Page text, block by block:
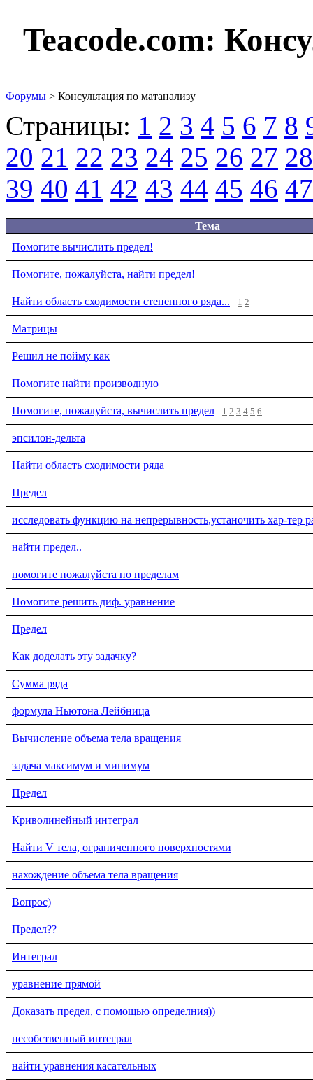
Teacode.com:
Форумы > Консультация по матанализу
Страницы: 1 2 3 4 5 6 7 8
20 21 22 23 24 25 26 27 28
39 40 41 42 43 44 45 46 47
Тема
Помогите вычислить предел!
Помогите, пожалуйста, найти предел!
Найти область сходимости степенного ряда... 1 2
Матрицы
Решил не пойму как
Помогите найти производную
Помогите, пожалуйста, вычислить предел 1 2 3 4 5 6
эпсилон-дельта
Найти область сходимости ряда
Предел
исследовать функцию на непрерывность,устаночить хар-тер
найти предел..
помогите пожалуйста по пределам
Помогите решить диф. уравнение
Предел
Как доделать эту задачку?
Сумма ряда
формула Ньютона Лейбница
Вычисление объема тела вращения
задача максимум и минимум
Предел
Криволинейный интеграл
Найти V тела, ограниченного поверхностями
нахождение объема тела вращения
Вопрос)
Предел??
Интеграл
уравнение прямой
Доказать предел, с помощью определния))
несобственный интеграл
найти уравнения касательных